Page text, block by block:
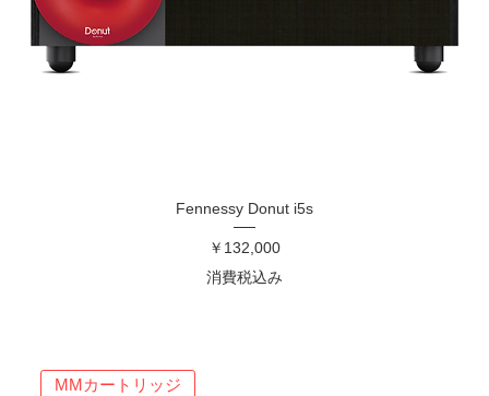
Fennessy Donut i5s
価格
￥132,000
消費税込み
MMカートリッジ